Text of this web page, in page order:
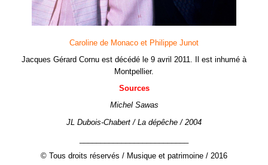
Caroline de Monaco et Philippe Junot
Jacques Gérard Cornu est décédé le 9 avril 2011. Il est inhumé à
Montpellier.
Sources
Michel Sawas
JL Dubois-Chabert / La dépêche / 2004
© Tous droits réservés / Musique et patrimoine / 2016